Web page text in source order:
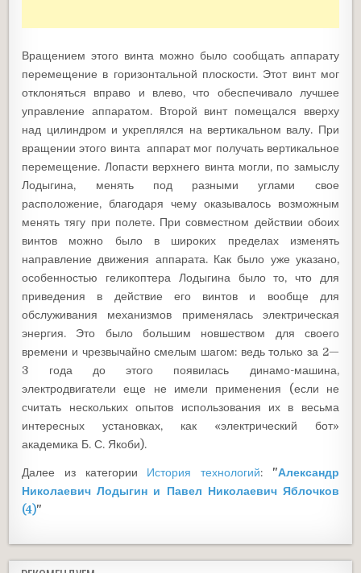
Вращением этого винта можно было сообщать аппарату
перемещение в горизонтальной плоскости. Этот винт мог
отклоняться вправо и влево, что обеспечивало лучшее
управление аппаратом. Второй винт помещался вверху
над цилиндром и укреплялся на вертикальном валу. При
вращении этого винта аппарат мог получать вертикальное
перемещение. Лопасти верхнего винта могли, по замыслу
Лодыгина, менять под разными углами свое
расположение, благодаря чему оказывалось возможным
менять тягу при полете. При совместном действии обоих
винтов можно было в широких пределах изменять
направление движения аппарата. Как было уже указано,
особенностью геликоптера Лодыгина было то, что для
приведения в действие его винтов и вообще для
обслуживания механизмов применялась электрическая
энергия. Это было большим новшеством для своего
времени и чрезвычайно смелым шагом: ведь только за 2—
3 года до этого появилась динамо-машина,
электродвигатели еще не имели применения (если не
считать нескольких опытов использования их в весьма
интересных установках, как «электрический бот»
академика Б. С. Якоби).
Далее из категории История технологий: "Александр
Николаевич Лодыгин и Павел Николаевич Яблочков
(4)"